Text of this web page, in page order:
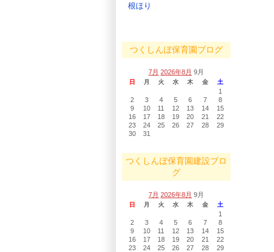
根ほり
つくしんぼ保育園ブログ
7月 2026年8月 9月
日 月 火 水 木 金 土
1
2
3 4 5 6 7
8
9
10 11 12 13 14
15
16
17 18 19 20 21
22
23
24 25 26 27 28
29
30
31
つくしんぼ保育園建設ブロ
グ
7月 2026年8月 9月
日 月 火 水 木 金 土
1
2
3 4 5 6 7
8
9
10 11 12 13 14
15
16
17 18 19 20 21
22
23
24 25 26 27 28
29